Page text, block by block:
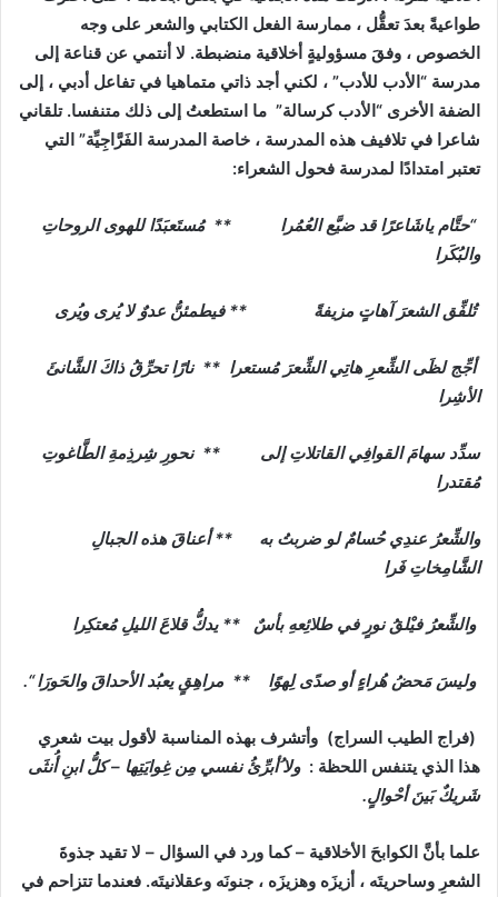
طواعيةً بعدَ تعقُّل ، ممارسة الفعل الكتابي والشعر على وجه
الخصوص ، وفقَ مسؤوليةٍ أخلاقية منضبطة. لا أنتمي عن قناعة إلى
مدرسة “الأدب للأدب” ، لكني أجد ذاتي متماهيا في تفاعل أدبي ، إلى
الضفة الأخرى “الأدب كرسالة” ما استطعتُ إلى ذلك متنفسا. تلقاني
شاعرا في تلافيف هذه المدرسة ، خاصة المدرسة الفَرَّاجِيِّة” التي
تعتبر امتدادًا لمدرسة فحول الشعراء:
“حتَّام ياشَاعرًا قد ضيَّع العُمُرا ** مُستَعبَدًا للهوى الروحاتِ
والبُكَرا
تُلفِّق الشعرَ آهاتٍ مزيفةً ** فيطمئنُّ عدوٌ لا يُرى ويُرى
أجِّج لظَى الشِّعرِ هاتِي الشِّعرَ مُستعرا ** نارًا تحرِّقُ ذاكَ الشَّانئَ
الأشِرا
سدِّد سهامَ القوافِي القاتلاتِ إلى ** نحورِ شِرذِمةِ الطَّاغوتِ
مُقتدرا
والشِّعرُ عندِي حُسامٌ لو ضربتُ به ** أعناقَ هذه الجبالِ
الشَّامِخاتِ فَرا
والشِّعرُ فيْلقُ نورٍ في طلائِعهِ بأسٌ ** يدكُّ قلاعَ الليلِ مُعتكِرا
وليسَ مَحضُ هُراءٍ أو صدًى لِهوًا ** مراهِقٍ يعبُد الأحداقَ والحَورَا “.
(فراج الطيب السراج) وأتشرف بهذه المناسبة لأقول بيت شعري
هذا الذي يتنفس اللحظة :ولا ُأبرِّئُ نفسي مِن غِوايَتِها – كلُّ ابنِ أُنثَى
شَريكٌ بَينَ أحْوالٍ.
علما بأنَّ الكوابحَ الأخلاقية – كما ورد في السؤال – لا تقيد جذوةَ
الشعرِ وساحريتَه ، أزيزَه وهزيزَه ، جنونَه وعقلانيتَه. فعندما تتزاحم في